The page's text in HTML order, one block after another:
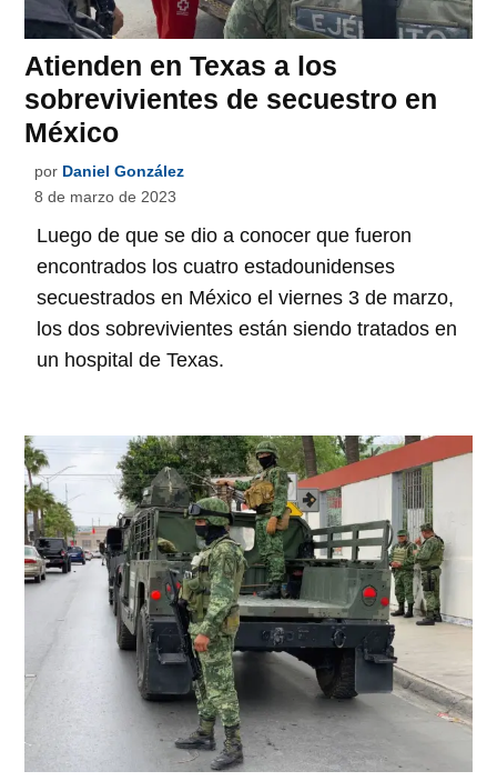
Atienden en Texas a los
sobrevivientes de secuestro en
México
por Daniel González
8 de marzo de 2023
Luego de que se dio a conocer que fueron
encontrados los cuatro estadounidenses
secuestrados en México el viernes 3 de marzo,
los dos sobrevivientes están siendo tratados en
un hospital de Texas.